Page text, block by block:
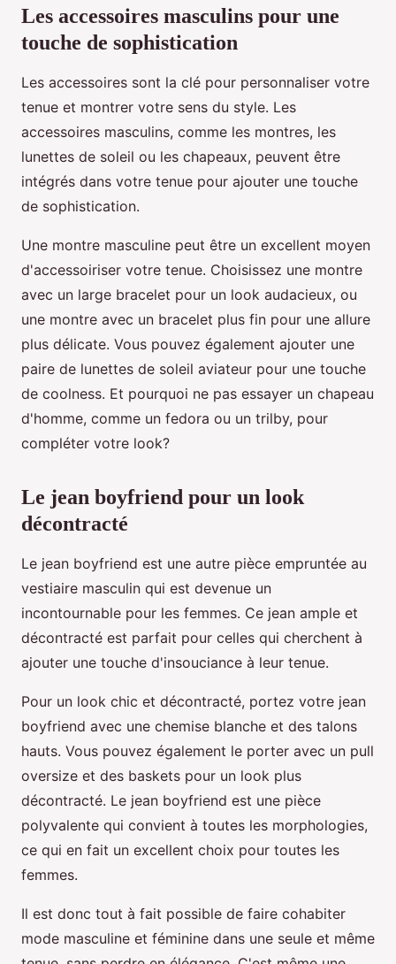
Les accessoires masculins pour une
touche de sophistication
Les accessoires sont la clé pour personnaliser votre
tenue et montrer votre sens du style. Les
accessoires masculins, comme les montres, les
lunettes de soleil ou les chapeaux, peuvent être
intégrés dans votre tenue pour ajouter une touche
de sophistication.
Une montre masculine peut être un excellent moyen
d'accessoiriser votre tenue. Choisissez une montre
avec un large bracelet pour un look audacieux, ou
une montre avec un bracelet plus fin pour une allure
plus délicate. Vous pouvez également ajouter une
paire de lunettes de soleil aviateur pour une touche
de coolness. Et pourquoi ne pas essayer un chapeau
d'homme, comme un fedora ou un trilby, pour
compléter votre look?
Le jean boyfriend pour un look
décontracté
Le jean boyfriend est une autre pièce empruntée au
vestiaire masculin qui est devenue un
incontournable pour les femmes. Ce jean ample et
décontracté est parfait pour celles qui cherchent à
ajouter une touche d'insouciance à leur tenue.
Pour un look chic et décontracté, portez votre jean
boyfriend avec une chemise blanche et des talons
hauts. Vous pouvez également le porter avec un pull
oversize et des baskets pour un look plus
décontracté. Le jean boyfriend est une pièce
polyvalente qui convient à toutes les morphologies,
ce qui en fait un excellent choix pour toutes les
femmes.
Il est donc tout à fait possible de faire cohabiter
mode masculine et féminine dans une seule et même